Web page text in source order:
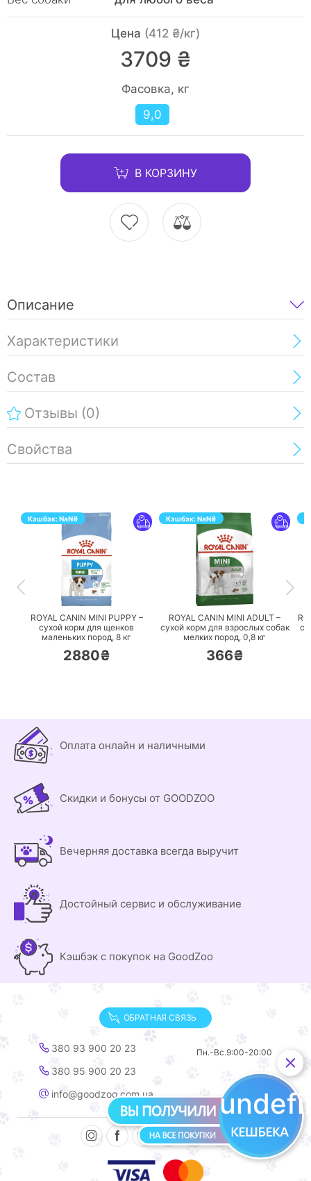
Цена (412 ₴/кг)
3709 ₴
Фасовка, кг
9,0
В КОРЗИНУ
Описание
Характеристики
Состав
Отзывы (0)
Свойства
Кэшбэк:NaN₴
ПЕРЕЙТИ
ROYAL CANIN MINI PUPPY –
сухой корм для щенков
маленьких пород, 8 кг
2880₴
Кэшбэк:NaN₴
ПЕРЕЙТИ
ROYAL CANIN MINI ADULT –
сухой корм для взрослых собак
мелких пород, 0,8 кг
366₴
Оплата онлайн и наличными
Скидки и бонусы от GOODZOO
Вечерняя доставка всегда выручит
Достойный сервис и обслуживание
Кэшбэк с покупок на GoodZoo
ОБРАТНАЯ СВЯЗЬ
380 93 900 20 23
380 95 900 20 23
info@goodzoo.com.ua
Пн.-Вс.9:00-20:00